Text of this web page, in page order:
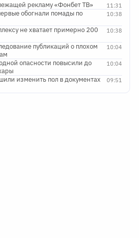
11:31
рекламу «Фонбет ТВ»
10:38
обогнали помады по
10:38
не хватает примерно 200
10:04
публикаций о плохом
10:04
опасности повысили до
09:51
изменить пол в документах